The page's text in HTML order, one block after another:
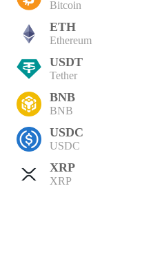
Bitcoin
ETH
Ethereum
USDT
Tether
BNB
BNB
USDC
USDC
XRP
XRP